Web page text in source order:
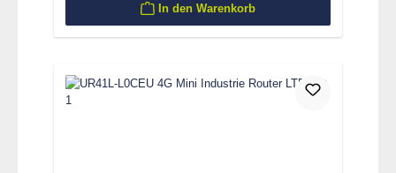
In den Warenkorb